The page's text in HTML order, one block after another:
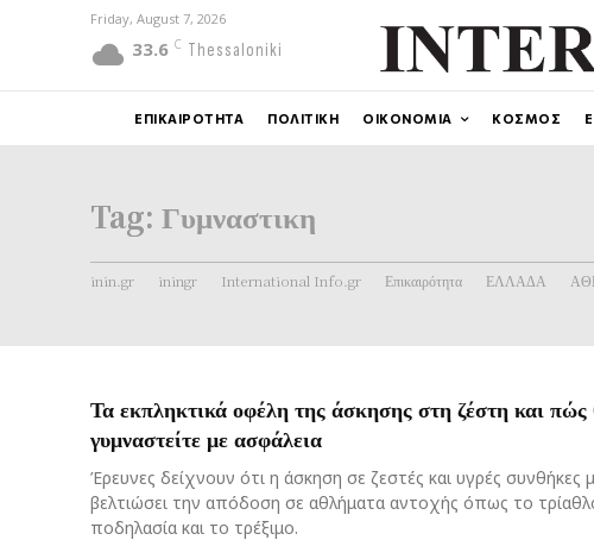
Friday, August 7, 2026
33.6 C Thessaloniki
ΕΠΙΚΑΙΡΟΤΗΤΑ ΠΟΛΙΤΙΚΗ ΟΙΚΟΝΟΜΙΑ ΚΟΣΜΟΣ
Tag: Γυμναστικη
inin.gr iningr International Info.gr Επικαιρότητα ΕΛΛΑΔΑ
Τα εκπληκτικά οφέλη της άσκησης στη ζέστη και πώς
γυμναστείτε με ασφάλεια
Έρευνες δείχνουν ότι η άσκηση σε ζεστές και υγρές συνθήκες
βελτιώσει την απόδοση σε αθλήματα αντοχής όπως το
ποδηλασία και το τρέξιμο.